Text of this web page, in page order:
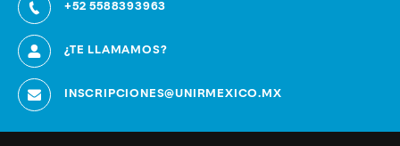
+52 5588393963
¿TE LLAMAMOS?
INSCRIPCIONES@UNIRMEXICO.MX